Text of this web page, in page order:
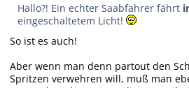
Hallo?! Ein echter Saabfahrer fährt
eingeschaltetem Licht!
So ist es auch!
Aber wenn man denn partout den
Spritzen verwehren will, muß man